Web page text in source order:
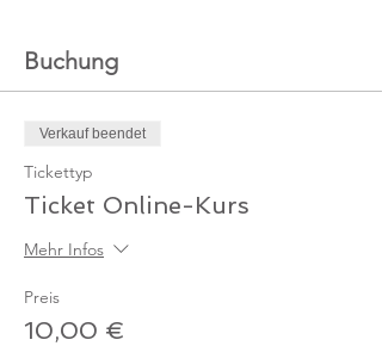
Buchung
Verkauf beendet
Tickettyp
Ticket Online-Kurs
Mehr Infos
Preis
10,00 €